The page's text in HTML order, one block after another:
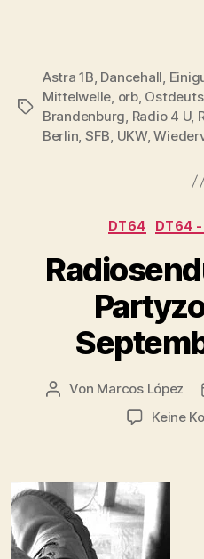
Schlagwörter
Astra 1B, Dancehall,
Mittelwelle, orb,
Brandenburg, Radio 4 U,
Berlin, SFB, UKW,
DT64 DT64 -
Beitragsautor
Von Marcos López
Keine